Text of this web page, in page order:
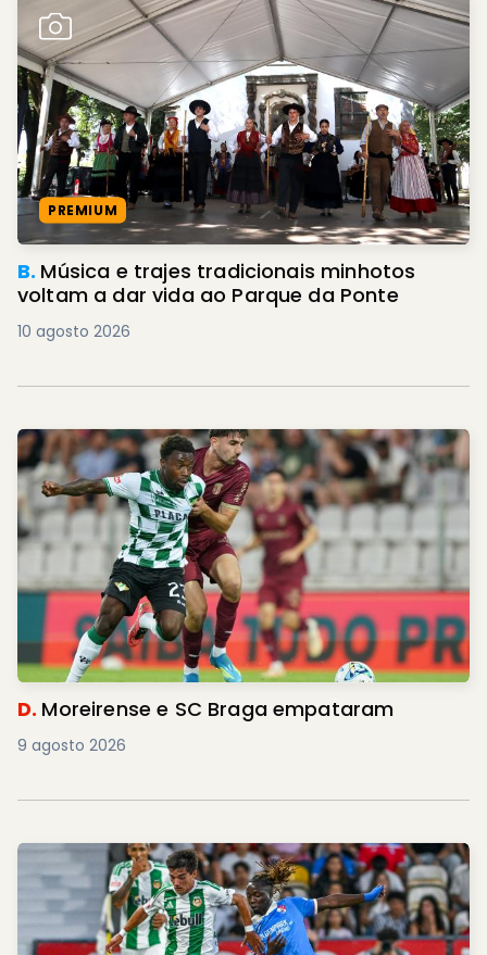
PREMIUM
B. Música e trajes tradicionais minhotos
voltam a dar vida ao Parque da Ponte
10 agosto 2026
D. Moreirense e SC Braga empataram
9 agosto 2026